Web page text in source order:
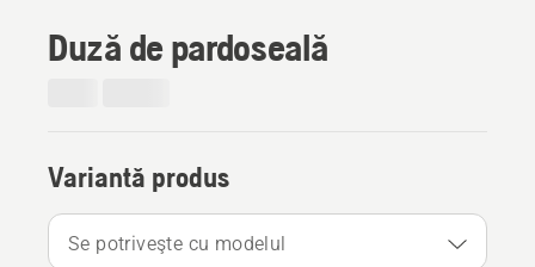
Duză de pardoseală
Variantă produs
Se potriveşte cu modelul